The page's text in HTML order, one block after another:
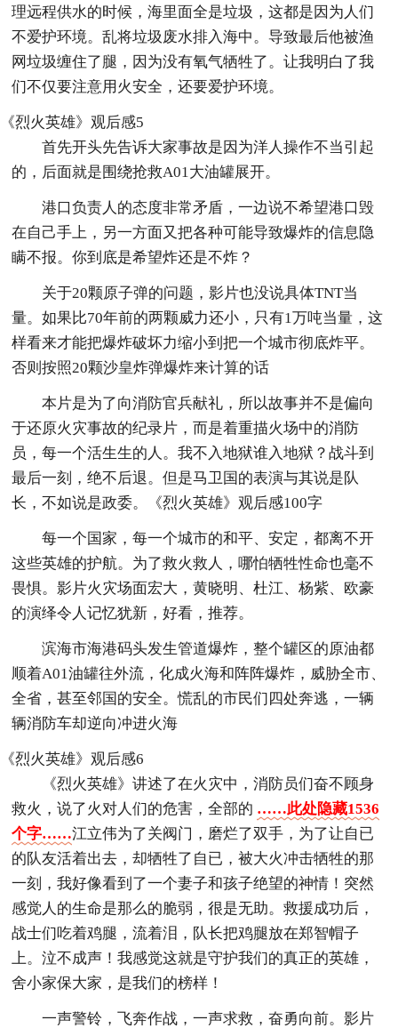
理远程供水的时候，海里面全是垃圾，这都是因为人们
不爱护环境。乱将垃圾废水排入海中。导致最后他被渔
网垃圾缠住了腿，因为没有氧气牺牲了。让我明白了我
们不仅要注意用火安全，还要爱护环境。
《烈火英雄》观后感5
首先开头先告诉大家事故是因为洋人操作不当引起
的，后面就是围绕抢救A01大油罐展开。
港口负责人的态度非常矛盾，一边说不希望港口毁
在自己手上，另一方面又把各种可能导致爆炸的信息隐
瞒不报。你到底是希望炸还是不炸？
关于20颗原子弹的问题，影片也没说具体TNT当
量。如果比70年前的两颗威力还小，只有1万吨当量，这
样看来才能把爆炸破坏力缩小到把一个城市彻底炸平。
否则按照20颗沙皇炸弹爆炸来计算的话
本片是为了向消防官兵献礼，所以故事并不是偏向
于还原火灾事故的纪录片，而是着重描火场中的消防
员，每一个活生生的人。我不入地狱谁入地狱？战斗到
最后一刻，绝不后退。但是马卫国的表演与其说是队
长，不如说是政委。《烈火英雄》观后感100字
每一个国家，每一个城市的和平、安定，都离不开
这些英雄的护航。为了救火救人，哪怕牺牲性命也毫不
畏惧。影片火灾场面宏大，黄晓明、杜江、杨紫、欧豪
的演绎令人记忆犹新，好看，推荐。
滨海市海港码头发生管道爆炸，整个罐区的原油都
顺着A01油罐往外流，化成火海和阵阵爆炸，威胁全市、
全省，甚至邻国的安全。慌乱的市民们四处奔逃，一辆
辆消防车却逆向冲进火海
《烈火英雄》观后感6
《烈火英雄》讲述了在火灾中，消防员们奋不顾身
救火，说了火对人们的危害，全部的 ……此处隐藏1536
个字……江立伟为了关阀门，磨烂了双手，为了让自已
的队友活着出去，却牺牲了自已，被大火冲击牺牲的那
一刻，我好像看到了一个妻子和孩子绝望的神情！突然
感觉人的生命是那么的脆弱，很是无助。救援成功后，
战士们吃着鸡腿，流着泪，队长把鸡腿放在郑智帽子
上。泣不成声！我感觉这就是守护我们的真正的英雄，
舍小家保大家，是我们的榜样！
一声警铃，飞奔作战，一声求救，奋勇向前。影片